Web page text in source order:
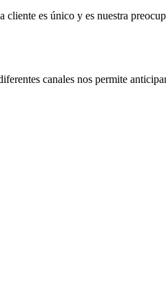
es único y es nuestra
canales nos permite